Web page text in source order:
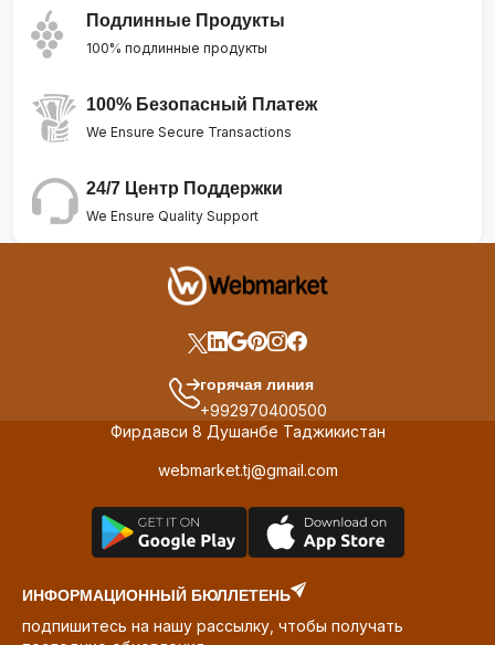
Подлинные Продукты
100% подлинные продукты
100% Безопасный Платеж
We Ensure Secure Transactions
24/7 Центр Поддержки
We Ensure Quality Support
горячая линия
+992970400500
Фирдавси 8 Душанбе Таджикистан
webmarket.tj@gmail.com
ИНФОРМАЦИОННЫЙ БЮЛЛЕТЕНЬ
подпишитесь на нашу рассылку, чтобы получать